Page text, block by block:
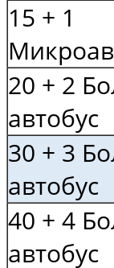
15 + 1
20 + 2
автобус
30 + 3
автобус
40 + 4
автобус